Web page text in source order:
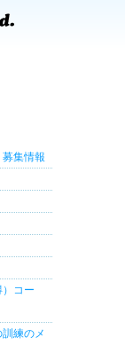
集情報
）コー
練のメ